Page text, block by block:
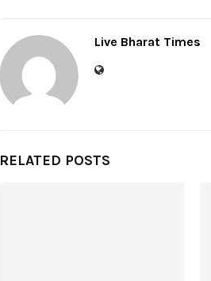
Live Bharat Times
RELATED POSTS